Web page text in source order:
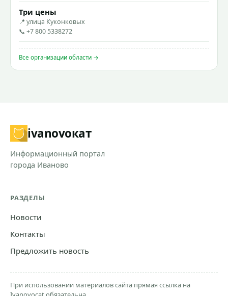
Три цены
📍 улица Куконковых
📞 +7 800 5338272
Все организации области →
ivanovoкат
Информационный портал
города Иваново
РАЗДЕЛЫ
Новости
Контакты
Предложить новость
При использовании материалов сайта прямая ссылка на